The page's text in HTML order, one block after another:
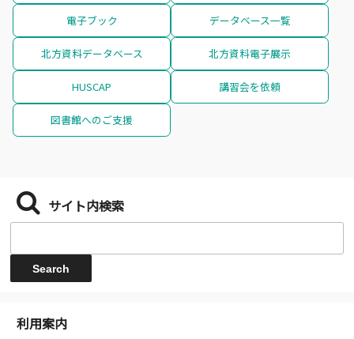
電子ブック データベース一覧
北方資料データベース 北方資料電子展示
HUSCAP 講習会を依頼
図書館へのご支援
サイト内検索
利用案内